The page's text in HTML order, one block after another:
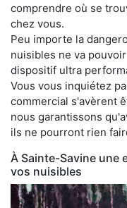
comprendre où se
chez vous.
Peu importe la
nuisibles ne va
dispositif ultra
Vous vous inquiétez
commercial s'avèrent
nous garantissons
ils ne pourront rien
À Sainte-Savine une
vos nuisibles